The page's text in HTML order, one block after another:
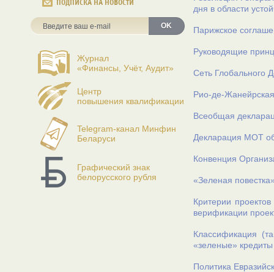
ПОДПИСКА НА НОВОСТИ
OK
Журнал
«Финансы, Учёт, Аудит»
Центр
повышения квалификации
Telegram-канал Минфин
Беларуси
Графический знак
белорусского рубля
дня в области
Парижское
Руководящие
Сеть Глобального
Рио-де-
Всеобщая
Декларация МОТ
Конвенция
«Зеленая
Критерии
верификации
Классификация
«зеленые» кредиты
Политика